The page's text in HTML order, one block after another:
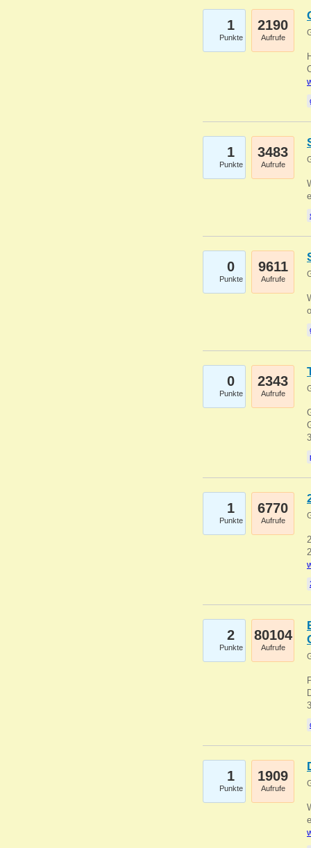
1
Punkte
2190
Aufrufe
1
Punkte
3483
Aufrufe
0
Punkte
9611
Aufrufe
0
Punkte
2343
Aufrufe
1
Punkte
6770
Aufrufe
2
Punkte
80104
Aufrufe
1
Punkte
1909
Aufrufe